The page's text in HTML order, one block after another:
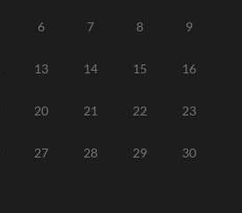
6 7 8 9
13 14 15 16
20 21 22 23
27 28 29 30